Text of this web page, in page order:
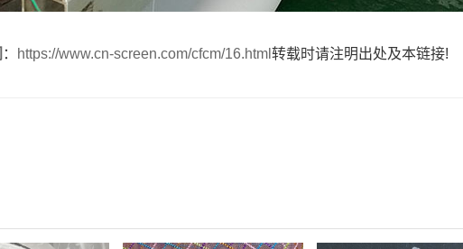
： https://www.cn-screen.com/cfcm/16.html 转载时请注明出处及本链接!